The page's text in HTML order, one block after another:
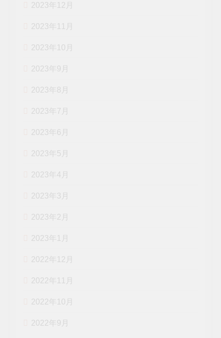
2023年12月
2023年11月
2023年10月
2023年9月
2023年8月
2023年7月
2023年6月
2023年5月
2023年4月
2023年3月
2023年2月
2023年1月
2022年12月
2022年11月
2022年10月
2022年9月